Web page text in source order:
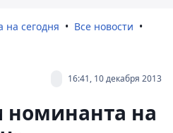
на сегодня
Все новости
16:41, 10 декабря 2013
номинанта на